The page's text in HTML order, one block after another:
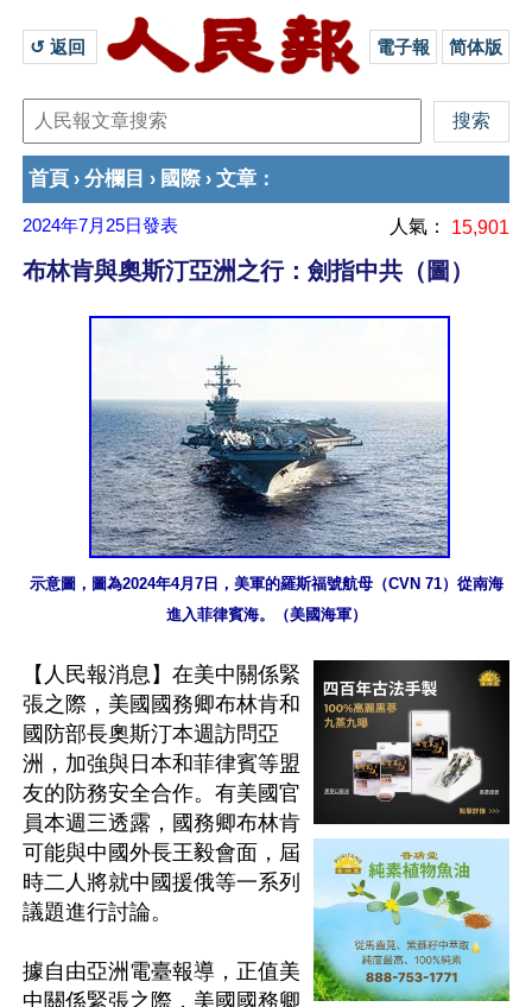
↺ 返回 電子報 简体版
首頁 › 分欄目 › 國際› 文章 ：
2024年7月25日發表 人氣： 15,901
布林肯與奧斯汀亞洲之行：劍指中共（圖）
示意圖，圖為2024年4月7日，美軍的羅斯福號航母（CVN 71）從南海
進入菲律賓海。（美國海軍）
【人民報消息】在美中關係緊
張之際，美國國務卿布林肯和
國防部長奧斯汀本週訪問亞
洲，加強與日本和菲律賓等盟
友的防務安全合作。有美國官
員本週三透露，國務卿布林肯
可能與中國外長王毅會面，屆
時二人將就中國援俄等一系列
議題進行討論。
據自由亞洲電臺報導，正值美
中關係緊張之際，美國國務卿